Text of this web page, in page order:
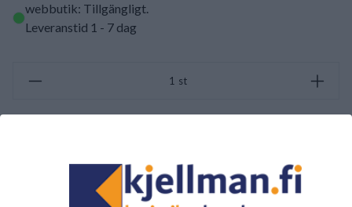
webbutik: Tillgängligt.
Leveranstid 1 - 7 dag
st
SAMMANFATTNING AV RECENSIONER